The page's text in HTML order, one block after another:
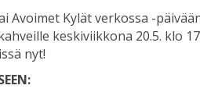
Avoimet Kylät verkossa -
keskiviikkona 20.5. klo
nyt!